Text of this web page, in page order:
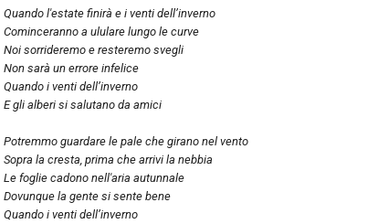
Quando l'estate finirà e i venti dell’inverno
Cominceranno a ululare lungo le curve
Noi sorrideremo e resteremo svegli
Non sarà un errore infelice
Quando i venti dell’inverno
E gli alberi si salutano da amici
Potremmo guardare le pale che girano nel vento
Sopra la cresta, prima che arrivi la nebbia
Le foglie cadono nell'aria autunnale
Dovunque la gente si sente bene
Quando i venti dell’inverno